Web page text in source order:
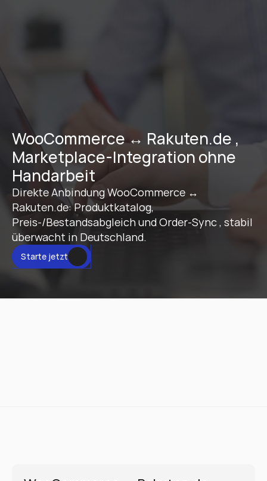
WooCommerce ↔ Rakuten.de ,
Marketplace-Integration ohne
Handarbeit
Direkte Anbindung WooCommerce ↔
Rakuten.de: Produktkatalog,
Preis-/Bestandsabgleich und Order-Sync , stabil
überwacht in Deutschland.
Starte jetzt